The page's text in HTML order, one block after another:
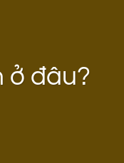
ở đâu?